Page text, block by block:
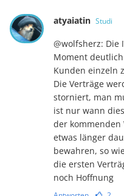
atyaiatin Studi
@wolfsherz: Die
Moment
Kunden einzeln
Die Verträge
storniert, man
ist nur wann
der kommenden
etwas länger
bewahren, so
die ersten
noch Hoffnung